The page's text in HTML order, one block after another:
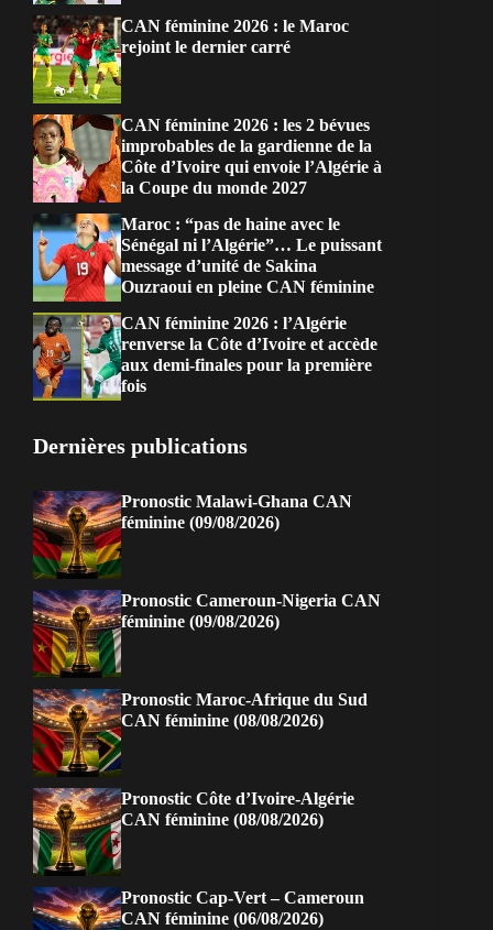
CAN féminine 2026 : le Maroc
rejoint le dernier carré
CAN féminine 2026 : les 2 bévues
improbables de la gardienne de la
Côte d’Ivoire qui envoie l’Algérie à
la Coupe du monde 2027
Maroc : “pas de haine avec le
Sénégal ni l’Algérie”… Le puissant
message d’unité de Sakina
Ouzraoui en pleine CAN féminine
CAN féminine 2026 : l’Algérie
renverse la Côte d’Ivoire et accède
aux demi-finales pour la première
fois
Dernières publications
Pronostic Malawi-Ghana CAN
féminine (09/08/2026)
Pronostic Cameroun-Nigeria CAN
féminine (09/08/2026)
Pronostic Maroc-Afrique du Sud
CAN féminine (08/08/2026)
Pronostic Côte d’Ivoire-Algérie
CAN féminine (08/08/2026)
Pronostic Cap-Vert – Cameroun
CAN féminine (06/08/2026)